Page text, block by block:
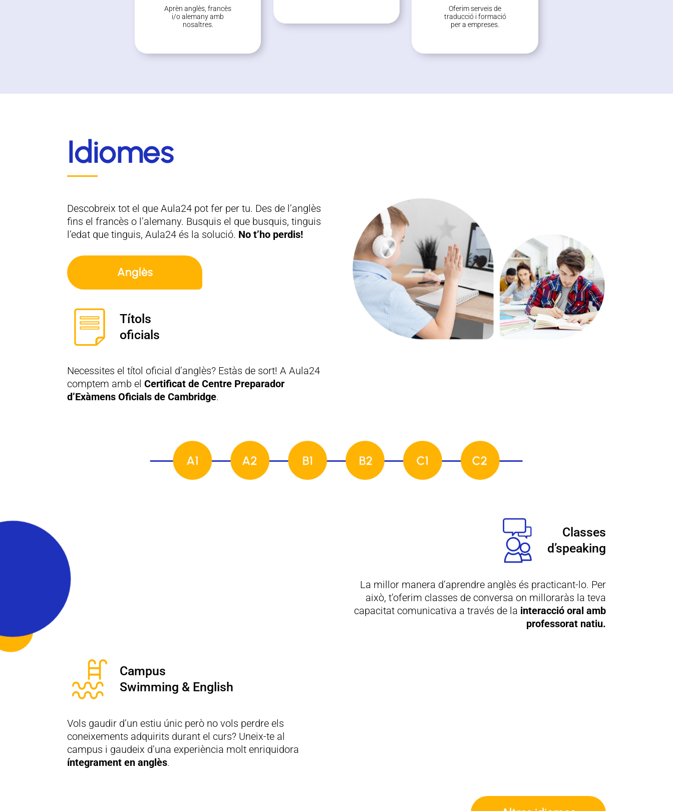
Aprèn anglès, francès
i/o alemany amb
nosaltres.
Oferim serveis de
traducció i formació
per a empreses.
Idiomes
Descobreix tot el que Aula24 pot fer per tu. Des de l’anglès
fins el francès o l’alemany. Busquis el que busquis, tinguis
l’edat que tinguis, Aula24 és la solució. No t’ho perdis!
Anglès
Títols
oficials
Necessites el títol oficial d’anglès? Estàs de sort! A Aula24
comptem amb elCertificat de Centre Preparador
d’Exàmens Oficials de Cambridge.
Classes
d’speaking
La millor manera d’aprendre anglès és practicant-lo. Per
això, t’oferim classes de conversa on milloraràs la teva
capacitat comunicativa a través de la interacció oral amb
professorat natiu.
Campus
Swimming & English
Vols gaudir d’un estiu únic però no vols perdre els
coneixements adquirits durant el curs? Uneix-te al
campus i gaudeix d’una experiència molt enriquidora
íntegrament en anglès.